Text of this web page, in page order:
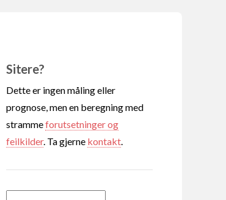
Sitere?
Dette er ingen måling eller
prognose, men en beregning med
strammeforutsetninger og
feilkilder. Ta gjerne kontakt